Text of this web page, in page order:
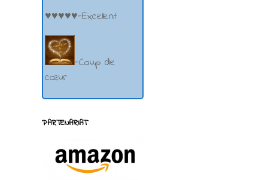
♥♥♥♥♥-Excellent
-Coup de
cœur
PARTENARIAT